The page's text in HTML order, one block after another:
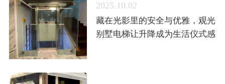
2025.10.02
藏在光影里的安全与优雅，观光
别墅电梯让升降成为生活仪式感